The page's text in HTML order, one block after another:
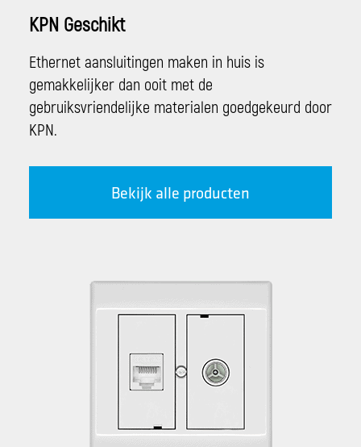
KPN Geschikt
Ethernet aansluitingen maken in huis is
gemakkelijker dan ooit met de
gebruiksvriendelijke materialen goedgekeurd door
KPN.
Bekijk alle producten